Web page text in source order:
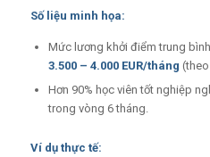
Số liệu minh họa:
Mức lương khởi điểm trung
3.500 – 4.000 EUR/tháng (theo
Hơn 90% học viên tốt nghiệp
trong vòng 6 tháng.
Ví dụ thực tế: